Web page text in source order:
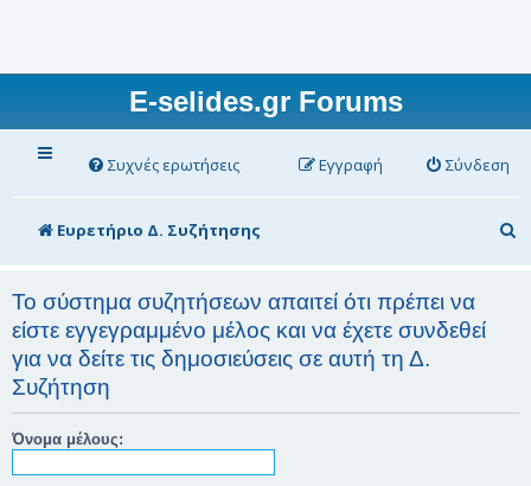
E-selides.gr Forums
Συχνές ερωτήσεις Σύνδεση
Εγγραφή
Ευρετήριο Δ. Συζήτησης
ν
Το σύστημα συζητήσεων απαιτεί ότι πρέπει να
είστε εγγεγραμμένο μέλος και να έχετε συνδεθεί
για να δείτε τις δημοσιεύσεις σε αυτή τη Δ.
Συζήτηση
Όνομα μέλους: